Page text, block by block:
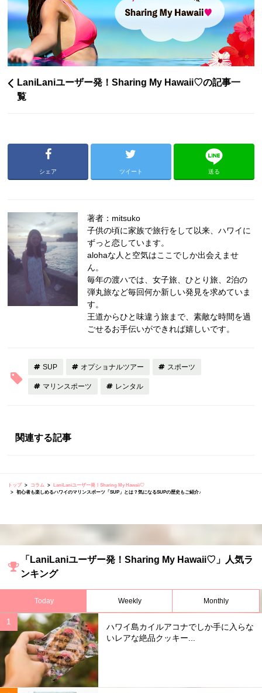
LaniLaniユーザー発！Sharing My Hawaii♡の記事一
覧
シェア ツイート 送る
著者：mitsuko
子供の頃に家族で旅行をして以来、ハワイに
ずっと恋しています。
alohaな人と空気はここでしか出会えませ
ん。
毎年の渡ハでは、女子旅、ひとり旅、2泊の
弾丸旅など毎回何か新しい発見を求めていま
す。
王道からひと味違う旅まで、素敵な時間を過
ごせるお手伝いができれば嬉しいです。
SUP オプショナルツアー スポーツ
マリンスポーツ レンタル
関連する記事
トップ コラム
LaniLaniユーザー発！Sharing My Hawaii♡
初心者も楽しめるハワイのマリンスポーツ「SUP」とは？気になるSUPの歴史もご紹介♪
「LaniLaniユーザー発！Sharing My Hawaii♡」人気ラ
ンキング
Today Weekly Monthly
ハワイ島カイルアコナでしか手に入らな
いレアな絶品クッキー...